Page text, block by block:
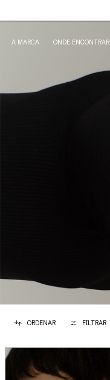
A MARCA ONDE ENCONTRAR
ORDENAR FILTRAR